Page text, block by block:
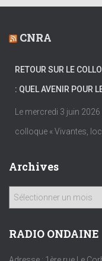
CNRA
RETOUR SUR LE
: QUEL AVENIR POUR
Le mercredi 3 juin
colloque « Vivantes,
Archives
h
v
RADIO ONDAINE